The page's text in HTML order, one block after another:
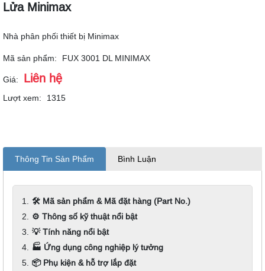
Lửa Minimax
Nhà phân phối thiết bị Minimax
Mã sản phẩm: FUX 3001 DL MINIMAX
Giá: Liên hệ
Lượt xem: 1315
Thông Tin Sản Phẩm Bình Luận
🛠️ Mã sản phẩm & Mã đặt hàng (Part No.)
⚙️ Thông số kỹ thuật nổi bật
💡 Tính năng nổi bật
🏭 Ứng dụng công nghiệp lý tưởng
📦 Phụ kiện & hỗ trợ lắp đặt